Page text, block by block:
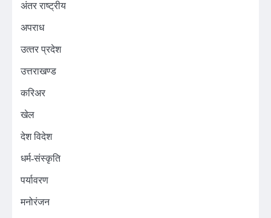
अंतर राष्ट्रीय
अपराध
उत्‍तर प्रदेश
उत्तराखण्ड
करिअर
खेल
देश विदेश
धर्म-संस्कृति
पर्यावरण
मनोरंजन